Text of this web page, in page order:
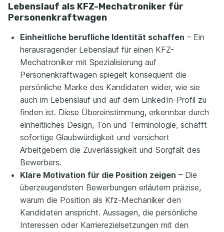
Lebenslauf als KFZ-Mechatroniker für
Personenkraftwagen
Einheitliche berufliche Identität schaffen – Ein
herausragender Lebenslauf für einen KFZ-
Mechatroniker mit Spezialisierung auf
Personenkraftwagen spiegelt konsequent die
persönliche Marke des Kandidaten wider, wie sie
auch im Lebenslauf und auf dem LinkedIn-Profil zu
finden ist. Diese Übereinstimmung, erkennbar durch
einheitliches Design, Ton und Terminologie, schafft
sofortige Glaubwürdigkeit und versichert
Arbeitgebern die Zuverlässigkeit und Sorgfalt des
Bewerbers.
Klare Motivation für die Position zeigen – Die
überzeugendsten Bewerbungen erläutern präzise,
warum die Position als Kfz-Mechaniker den
Kandidaten anspricht. Aussagen, die persönliche
Interessen oder Karrierezielsetzungen mit den